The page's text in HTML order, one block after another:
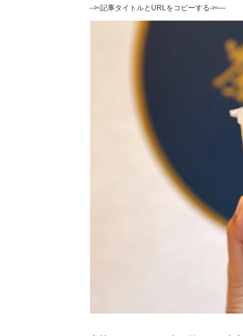
--✄記事タイトルとURLをコピーする-✄—